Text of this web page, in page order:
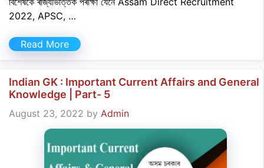
2022, APSC, …
Read More
Indian GK : Important Current Affairs and General
Knowledge | Part- 5
August 23, 2022 by Admin